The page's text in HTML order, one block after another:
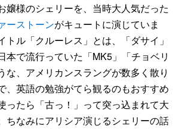
嬢様のシェリーを、当時大人気だった
ーストーンがキュートに演じていま
トル「クルーレス」とは、「ダサイ」
本で流行っていた「MK5」「チョベリ
な、アメリカンスラングが数多く散り
、英語の勉強がてら観るのもおすすめ
ったら「古っ！」って突っ込まれて大
ちなみにアリシア演じるシェリーの話